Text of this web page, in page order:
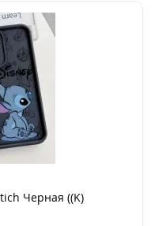
Черная ((K)